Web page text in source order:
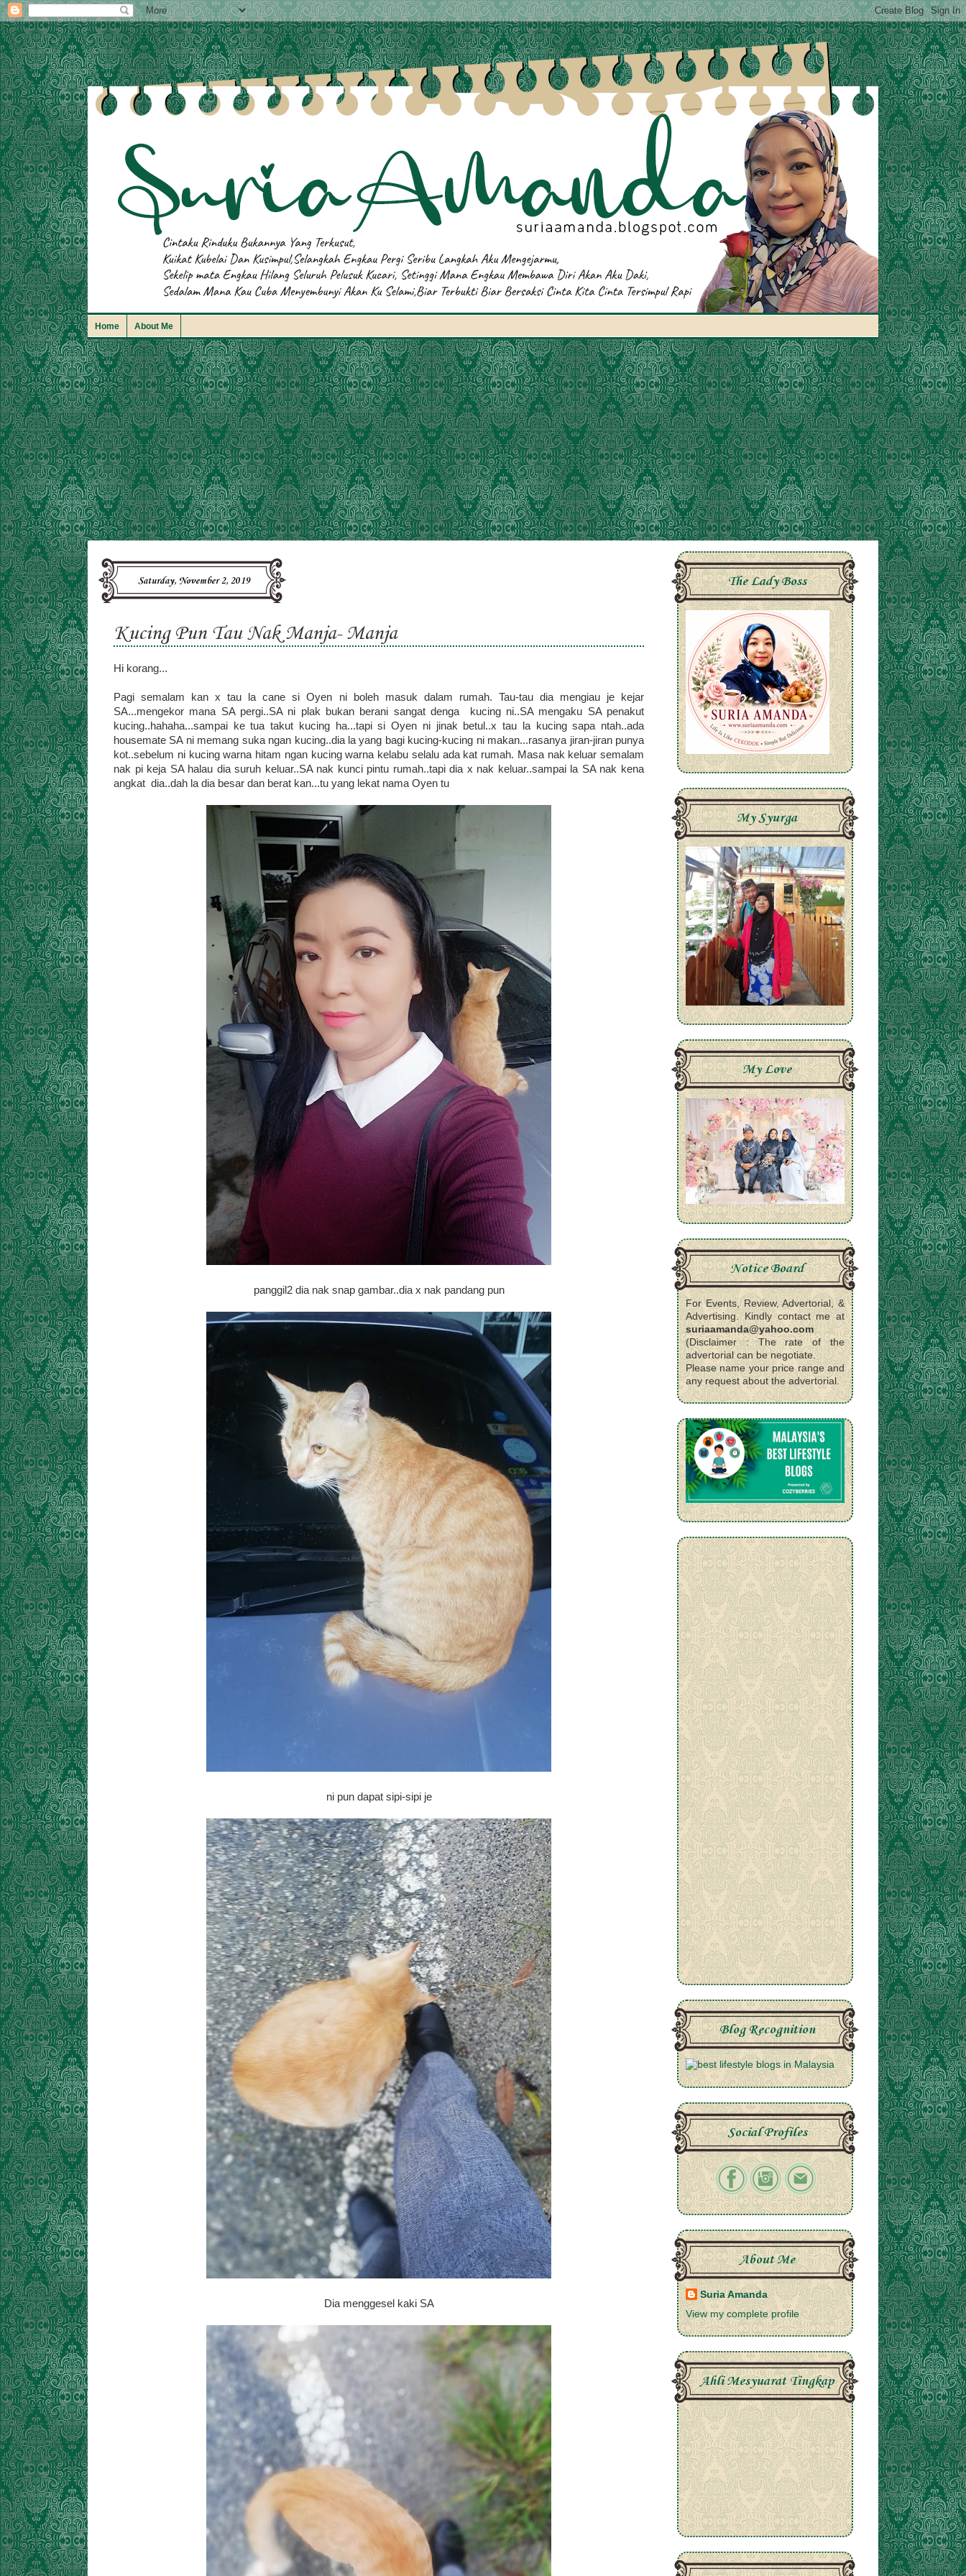
Home About Me
Saturday, November 2, 2019
Kucing Pun Tau Nak Manja- Manja
Hi korang...
Pagi semalam kan x tau la cane si Oyen ni boleh masuk dalam rumah. Tau-tau dia mengiau je kejar
SA...mengekor mana SA pergi..SA ni plak bukan berani sangat denga kucing ni..SA mengaku SA penakut
kucing..hahaha...sampai ke tua takut kucing ha...tapi si Oyen ni jinak betul..x tau la kucing sapa ntah..ada
housemate SA ni memang suka ngan kucing..dia la yang bagi kucing-kucing ni makan...rasanya jiran-jiran punya
kot..sebelum ni kucing warna hitam ngan kucing warna kelabu selalu ada kat rumah. Masa nak keluar semalam
nak pi keja SA halau dia suruh keluar..SA nak kunci pintu rumah..tapi dia x nak keluar..sampai la SA nak kena
angkat dia..dah la dia besar dan berat kan...tu yang lekat nama Oyen tu
panggil2 dia nak snap gambar..dia x nak pandang pun
ni pun dapat sipi-sipi je
Dia menggesel kaki SA
The Lady Boss
My Syurga
My Love
Notice Board
For Events, Review, Advertorial, &
Advertising. Kindly contact me at
suriaamanda@yahoo.com
(Disclaimer : The rate of the
advertorial can be negotiate.
Please name your price range and
any request about the advertorial.
Blog Recognition
Social Profiles
About Me
Suria Amanda
View my complete profile
Ahli Mesyuarat Tingkap